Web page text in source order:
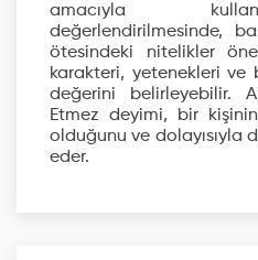
amacıyla
değerlendirilmesinde,
ötesindeki nitelikler
karakteri, yetenekleri ve
değerini belirleyebilir.
Etmez deyimi, bir
olduğunu ve dolayısıyla
eder.